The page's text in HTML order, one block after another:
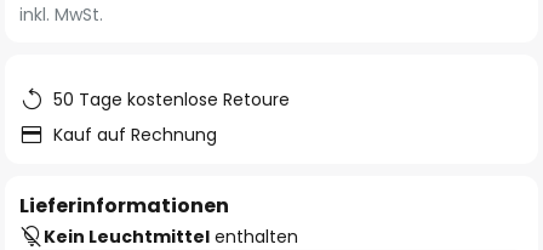
springen
inkl. MwSt.
50 Tage kostenlose Retoure
Kauf auf Rechnung
Lieferinformationen
Kein Leuchtmittel enthalten